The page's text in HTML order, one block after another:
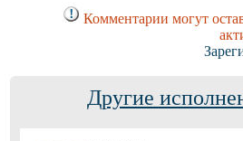
Комментарии могут
Другие